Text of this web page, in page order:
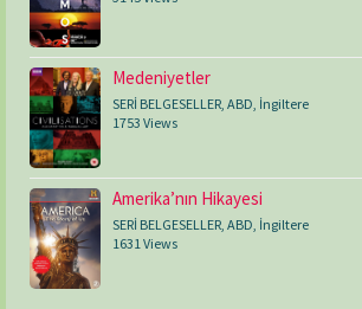
Medeniyetler
SERİ BELGESELLER ABD İngiltere
1753 Views
Amerika’nın Hikayesi
SERİ BELGESELLER ABD İngiltere
1631 Views